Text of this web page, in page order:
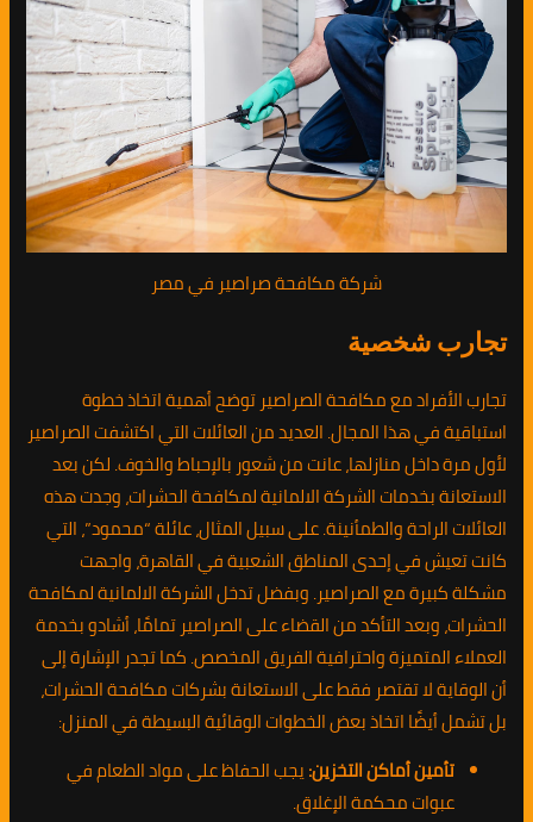
شركة مكافحة صراصير في مصر
تجارب شخصية
تجارب الأفراد مع مكافحة الصراصير توضح أهمية اتخاذ خطوة
استباقية في هذا المجال. العديد من العائلات التي اكتشفت الصراصير
لأول مرة داخل منازلها، عانت من شعور بالإحباط والخوف. لكن بعد
الاستعانة بخدمات الشركة الالمانية لمكافحة الحشرات، وجدت هذه
العائلات الراحة والطمأنينة. على سبيل المثال، عائلة “محمود”، التي
كانت تعيش في إحدى المناطق الشعبية في القاهرة، واجهت
مشكلة كبيرة مع الصراصير. وبفضل تدخل الشركة الالمانية لمكافحة
الحشرات، وبعد التأكد من القضاء على الصراصير تمامًا، أشادو بخدمة
العملاء المتميزة واحترافية الفريق المخصص. كما تجدر الإشارة إلى
أن الوقاية لا تقتصر فقط على الاستعانة بشركات مكافحة الحشرات،
بل تشمل أيضًا اتخاذ بعض الخطوات الوقائية البسيطة في المنزل:
تأمين أماكن التخزين:يجب الحفاظ على مواد الطعام في
عبوات محكمة الإغلاق.